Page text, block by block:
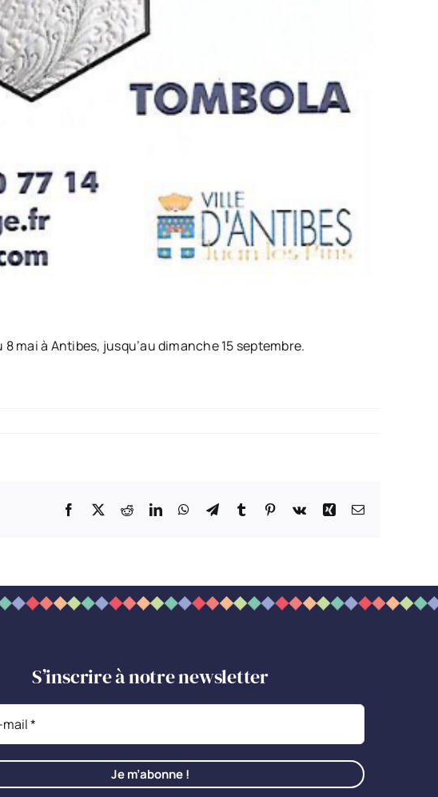
mai à Antibes, jusqu’au dimanche 15 septembre.
Facebook
X RedditLinkedInWhatsApp
TelegramTumblr Pinterest
Vk Xing Email
S’inscrire à notre newsletter